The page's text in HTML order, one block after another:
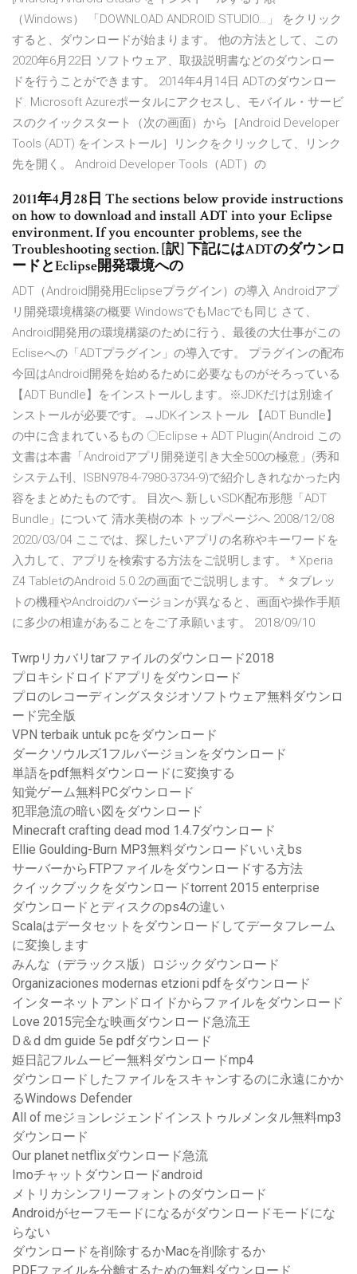
（Windows） 「DOWNLOAD ANDROID STUDIO…」 をクリック
すると、ダウンロードが始まります。 他の方法として、この
2020年6月22日 ソフトウェア、取扱説明書などのダウンロー
ドを行うことができます。 2014年4月14日 ADTのダウンロー
ド. Microsoft Azureポータルにアクセスし、モバイル・サービ
スのクイックスタート（次の画面）から［Android Developer
Tools (ADT) をインストール］リンクをクリックして、リンク
先を開く。 Android Developer Tools（ADT）の
2011年4月28日 The sections below provide instructions
on how to download and install ADT into your Eclipse
environment. If you encounter problems, see the
Troubleshooting section. [訳] 下記にはADTのダウンロ
ードとEclipse開発環境への
ADT（Android開発用Eclipseプラグイン）の導入 Androidアプ
リ開発環境構築の概要 WindowsでもMacでも同じ さて、
Android開発用の環境構築のために行う、最後の大仕事がこの
Ecliseへの「ADTプラグイン」の導入です。 プラグインの配布
今回はAndroid開発を始めるために必要なものがそろっている
【ADT Bundle】をインストールします。※JDKだけは別途イ
ンストールが必要です。→JDKインストール 【ADT Bundle】
の中に含まれているもの 〇Eclipse + ADT Plugin(Android この
文書は本書「Androidアプリ開発逆引き大全500の極意」(秀和
システム刊、ISBN978-4-7980-3734-9)で紹介しきれなかった内
容をまとめたものです。 目次へ 新しいSDK配布形態「ADT
Bundle」について 清水美樹の本 トップページへ 2008/12/08
2020/03/04 ここでは、探したいアプリの名称やキーワードを
入力して、アプリを検索する方法をご説明します。 * Xperia
Z4 TabletのAndroid 5.0.2の画面でご説明します。 * タブレッ
トの機種やAndroidのバージョンが異なると、画面や操作手順
に多少の相違があることをご了承願います。 2018/09/10
Twrpリカバリtarファイルのダウンロード2018
プロキシドロイドアプリをダウンロード
プロのレコーディングスタジオソフトウェア無料ダウンロ
ード完全版
VPN terbaik untuk pcをダウンロード
ダークソウルズ1フルバージョンをダウンロード
単語をpdf無料ダウンロードに変換する
知覚ゲーム無料PCダウンロード
犯罪急流の暗い図をダウンロード
Minecraft crafting dead mod 1.4.7ダウンロード
Ellie Goulding-Burn MP3無料ダウンロードいいえbs
サーバーからFTPファイルをダウンロードする方法
クイックブックをダウンロードtorrent 2015 enterprise
ダウンロードとディスクのps4の違い
Scalaはデータセットをダウンロードしてデータフレーム
に変換します
みんな（デラックス版）ロジックダウンロード
Organizaciones modernas etzioni pdfをダウンロード
インターネットアンドロイドからファイルをダウンロード
Love 2015完全な映画ダウンロード急流王
D＆d dm guide 5e pdfダウンロード
姫日記フルムービー無料ダウンロードmp4
ダウンロードしたファイルをスキャンするのに永遠にかか
るWindows Defender
All of meジョンレジェンドインストゥルメンタル無料mp3
ダウンロード
Our planet netflixダウンロード急流
Imoチャットダウンロードandroid
メトリカシンフリーフォントのダウンロード
Androidがセーフモードになるがダウンロードモードにな
らない
ダウンロードを削除するかMacを削除するか
PDFファイルを分離するための無料ダウンロード